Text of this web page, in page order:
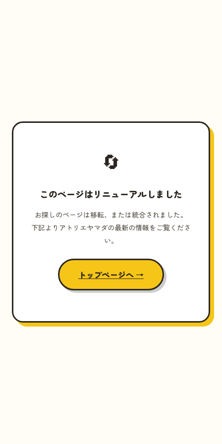
🔄
このページはリニューアルしました
お探しのページは移転、または統合されました。
下記よりアトリエヤマダの最新の情報をご覧くださ
い。
トップページへ →